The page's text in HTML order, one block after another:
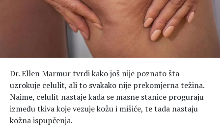
Hedonizam
Njega nje
Njega njega
KALORIJE
Dr. Ellen Marmur tvrdi kako još nije poznato šta
uzrokuje celulit, ali to svakako nije prekomjerna težina.
Naime, celulit nastaje kada se masne stanice proguraju
između tkiva koje vezuje kožu i mišiće, te tada nastaju
kožna ispupčenja.